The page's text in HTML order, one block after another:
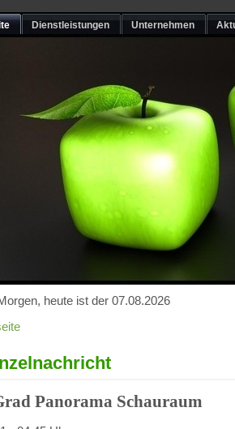
Dienstleistungen Unternehmen
heute ist der 07.08.2026
Panorama Schauraum